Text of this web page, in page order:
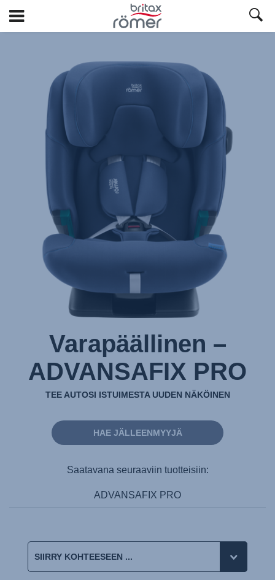
Siirry
Varapäällinen
ADVANSAFIX
Varapäällinen –
ADVANSAFIX PRO
TEE AUTOSI ISTUIMESTA UUDEN NÄKÖINEN
HAE JÄLLEENMYYJÄ
Saatavana seuraaviin tuotteisiin:
ADVANSAFIX PRO